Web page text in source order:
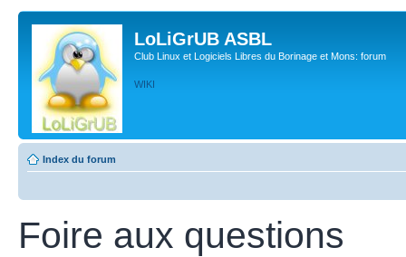
LoLiGrUB ASBL
Club Linux et Logiciels Libres du Borinage et Mons: forum
WIKI
Index du forum
Foire aux questions